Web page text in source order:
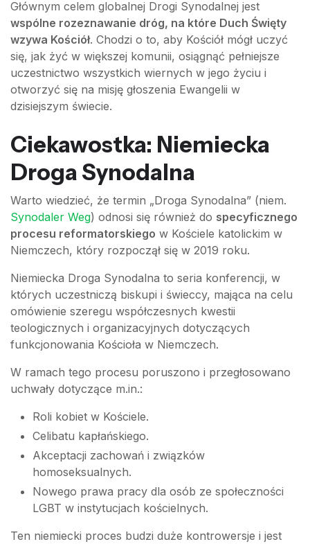
Głównym celem globalnej Drogi Synodalnej jest
wspólne rozeznawanie dróg, na które Duch Święty
wzywa Kościół. Chodzi o to, aby Kościół mógł uczyć
się, jak żyć w większej komunii, osiągnąć pełniejsze
uczestnictwo wszystkich wiernych w jego życiu i
otworzyć się na misję głoszenia Ewangelii w
dzisiejszym świecie.
Ciekawostka: Niemiecka
Droga Synodalna
Warto wiedzieć, że termin „Droga Synodalna” (niem.
Synodaler Weg) odnosi się również do specyficznego
procesu reformatorskiego w Kościele katolickim w
Niemczech, który rozpoczął się w 2019 roku.
Niemiecka Droga Synodalna to seria konferencji, w
których uczestniczą biskupi i świeccy, mająca na celu
omówienie szeregu współczesnych kwestii
teologicznych i organizacyjnych dotyczących
funkcjonowania Kościoła w Niemczech.
W ramach tego procesu poruszono i przegłosowano
uchwały dotyczące m.in.:
Roli kobiet w Kościele.
Celibatu kapłańskiego.
Akceptacji zachowań i związków
homoseksualnych.
Nowego prawa pracy dla osób ze społeczności
LGBT w instytucjach kościelnych.
Ten niemiecki proces budzi duże kontrowersje i jest